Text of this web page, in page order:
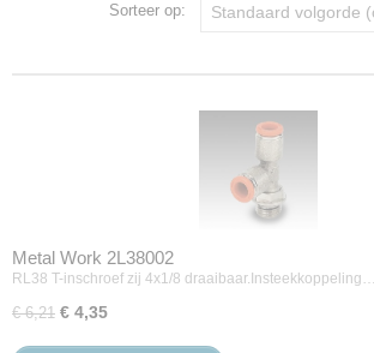
Sorteer op:
Metal Work 2L38002
RL38 T-inschroef zij 4x1/8 draaibaar.Insteekkoppeling…
€ 6,21 € 4,35